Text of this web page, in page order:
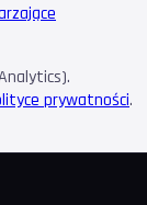
prywatności.